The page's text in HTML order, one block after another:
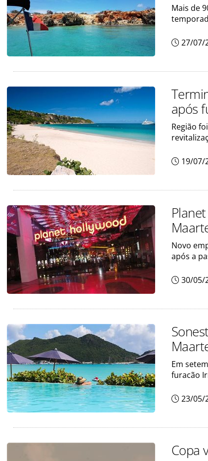
Mais de
27/07/
após
Região
19/07/
Novo
após a
30/05/
Em
furacão
23/05/
Copa